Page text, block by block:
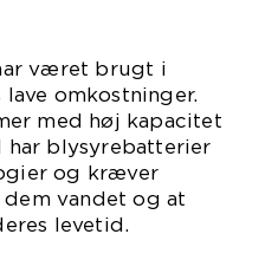
været brugt i
omkostninger.
med høj kapacitet
blysyrebatterier
og kræver
vandet og at
levetid.